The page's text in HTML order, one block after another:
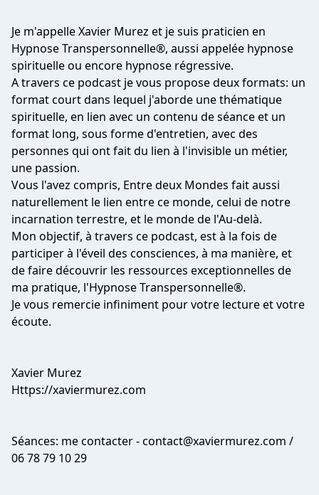
Je m'appelle Xavier Murez et je suis praticien en
Hypnose Transpersonnelle®, aussi appelée hypnose
spirituelle ou encore hypnose régressive.
A travers ce podcast je vous propose deux formats: un
format court dans lequel j'aborde une thématique
spirituelle, en lien avec un contenu de séance et un
format long, sous forme d'entretien, avec des
personnes qui ont fait du lien à l'invisible un métier,
une passion.
Vous l'avez compris, Entre deux Mondes fait aussi
naturellement le lien entre ce monde, celui de notre
incarnation terrestre, et le monde de l'Au-delà.
Mon objectif, à travers ce podcast, est à la fois de
participer à l'éveil des consciences, à ma manière, et
de faire découvrir les ressources exceptionnelles de
ma pratique, l'Hypnose Transpersonnelle®.
Je vous remercie infiniment pour votre lecture et votre
écoute.
Xavier Murez
Https://xaviermurez.com
Séances: me contacter -contact@xaviermurez.com /
06 78 79 10 29